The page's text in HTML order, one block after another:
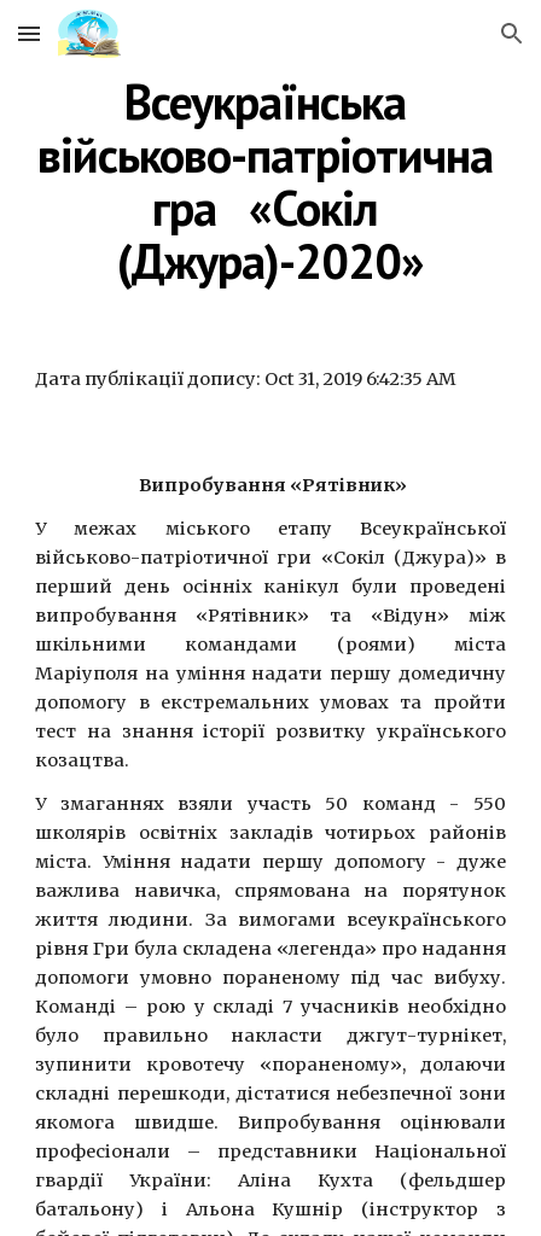
Skip to main content Skip to navigation
Всеукраїнська
військово-патріотична
гра   «Сокіл
(Джура)-2020»
Дата публікації допису: Oct 31, 2019 6:42:35 AM
Випробування «Рятівник»
У межах міського етапу Всеукраїнської
військово-патріотичної гри «Сокіл (Джура)» в
перший день осінніх канікул були проведені
випробування «Рятівник» та «Відун» між
шкільними командами (роями) міста
Маріуполя на уміння надати першу домедичну
допомогу в екстремальних умовах та пройти
тест на знання історії розвитку українського
козацтва.
У змаганнях взяли участь 50 команд - 550
школярів освітніх закладів чотирьох районів
міста. Уміння надати першу допомогу - дуже
важлива навичка, спрямована на порятунок
життя людини. За вимогами всеукраїнського
рівня Гри була складена «легенда» про надання
допомоги умовно пораненому під час вибуху.
Команді – рою у складі 7 учасників необхідно
було правильно накласти джгут-турнікет,
зупинити кровотечу «пораненому», долаючи
складні перешкоди, дістатися небезпечної зони
якомога швидше. Випробування оцінювали
професіонали – представники Національної
гвардії України: Аліна Кухта (фельдшер
батальону) і Альона Кушнір (інструктор з